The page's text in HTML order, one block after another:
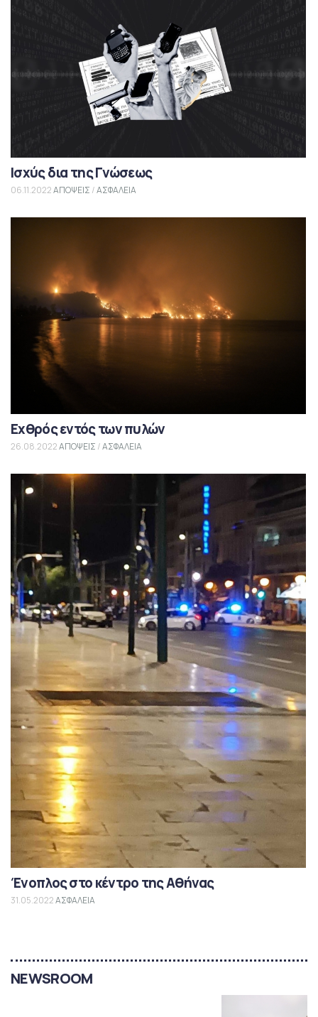
Ισχύς δια της Γνώσεως
06.11.2022ΑΠΟΨΕΙΣ /ΑΣΦΑΛΕΙΑ
Εχθρός εντός των πυλών
26.08.2022ΑΠΟΨΕΙΣ /ΑΣΦΑΛΕΙΑ
Ένοπλος στο κέντρο της Αθήνας
31.05.2022ΑΣΦΑΛΕΙΑ
NEWSROOM